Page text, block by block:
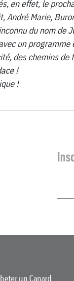
en effet, le
André Marie,
du nom de
un
des chemins de
!
!